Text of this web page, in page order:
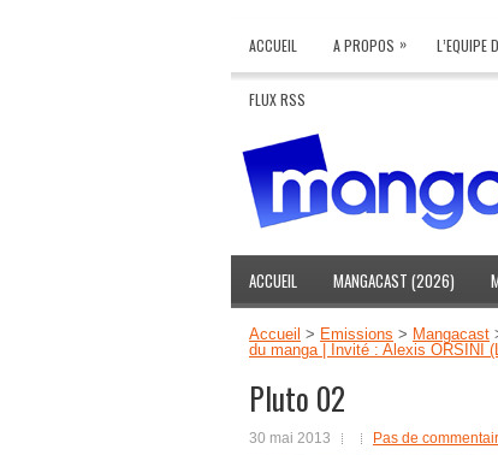
ACCUEIL A PROPOS » L’EQUIPE
FLUX RSS
ACCUEIL MANGACAST (2026)
Accueil > Emissions > Mangacast
du manga | Invité : Alexis ORSINI
Pluto 02
30 mai 2013 Pas de